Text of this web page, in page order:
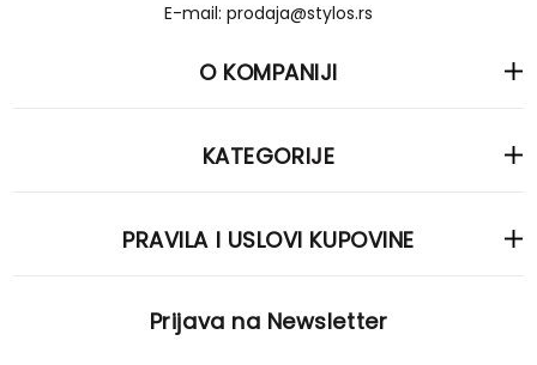
E-mail: prodaja@stylos.rs
O KOMPANIJI
KATEGORIJE
PRAVILA I USLOVI KUPOVINE
Prijava na Newsletter